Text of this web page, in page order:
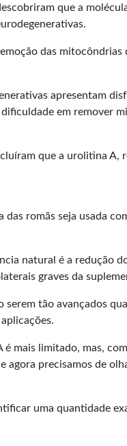
que a
das
apresentam
em remover
que a urolitina A,
das romãs seja usada
natural é a redução
graves da
serem tão avançados
mais limitado, mas,
agora precisamos de
uma quantidade